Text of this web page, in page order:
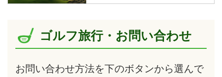
ダナンはおすすめのゴルフリゾー
形を生かした個性的なコースが魅
力(全コースキャディ付き)、一人
予約可能【ゴルフダイジェスト社
ツアーセンター】
ゴルフ旅行・お問い合わせ
お問い合わせ方法を下のボタンから選んで